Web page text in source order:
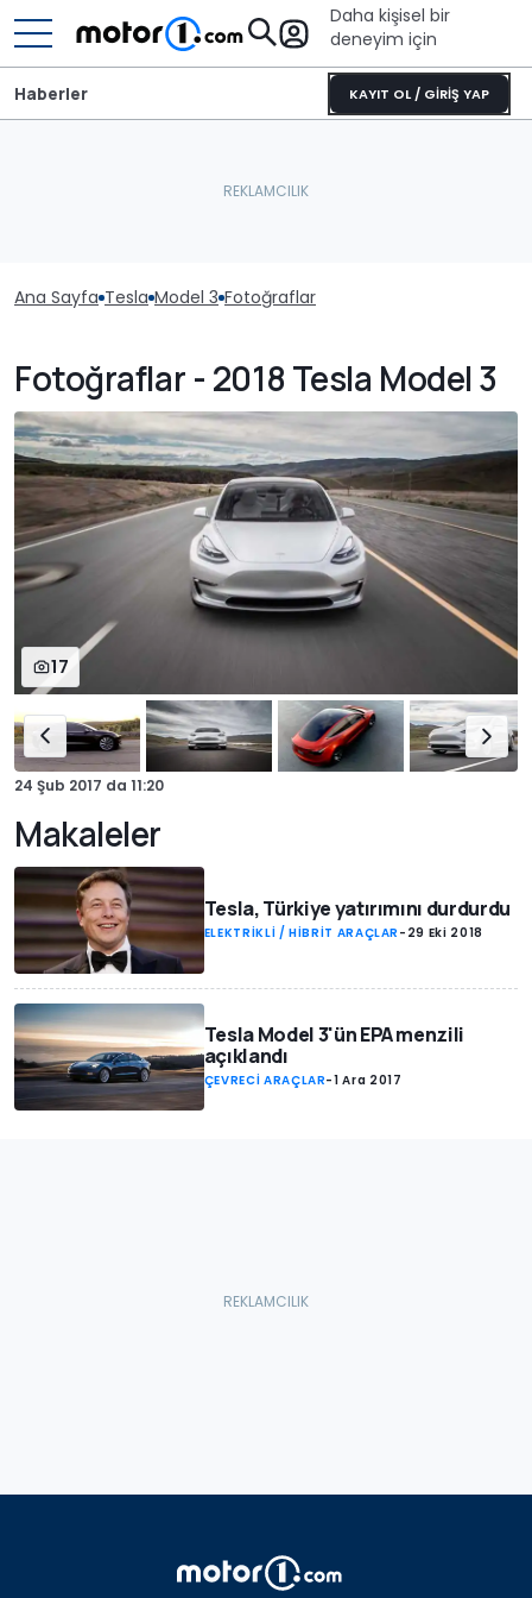
Daha kişisel bir
deneyim için
KAYIT OL / GİRİŞ YAP
Haberler
Ana Sayfa Tesla Model 3 Fotoğraflar
Fotoğraflar - 2018 Tesla Model 3
17
24 Şub 2017 da 11:20
Makaleler
Tesla, Türkiye yatırımını durdurdu
ELEKTRİKLİ / HİBRİT ARAÇLAR - 29 Eki 2018
Tesla Model 3'ün EPA menzili
açıklandı
ÇEVRECİ ARAÇLAR-1 Ara 2017